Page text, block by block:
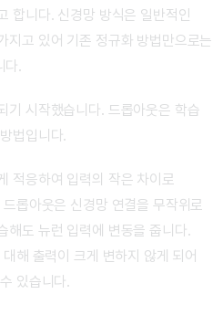
합니다. 신경망 방식은 일반적인
지고 있어 기존 정규화 방법만으로는
다.
기 시작했습니다. 드롭아웃은 학습
법입니다.
적응하여 입력의 작은 차이로
롭아웃은 신경망 연결을 무작위로
해도 뉴런 입력에 변동을 줍니다.
해 출력이 크게 변하지 않게 되어
있습니다.